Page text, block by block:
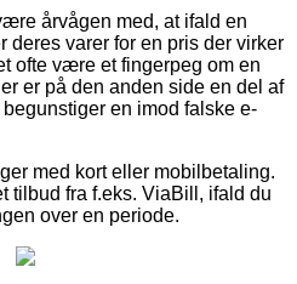
årvågen med, at ifald en
deres varer for en pris der virker
ofte være et fingerpeg om en
er på den anden side en del af
en imod falske e-
med kort eller mobilbetaling.
tilbud fra f.eks. ViaBill, ifald du
over en periode.